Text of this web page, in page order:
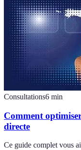
Consultations6 min
Comment
directe
Ce guide complet vous